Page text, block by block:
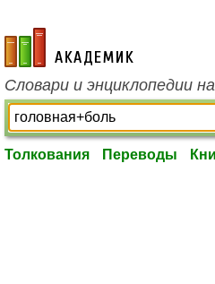
academic.ru
Словари и энциклопедии
Толкования Переводы